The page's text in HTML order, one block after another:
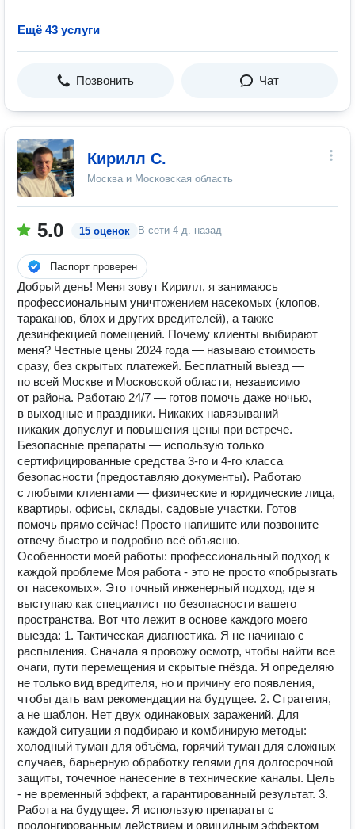
Ещё 43 услуги
Позвонить Чат
Кирилл С.
Москва и Московская область
5.0 15 оценок В сети 4 д. назад
Паспорт проверен
Добрый день! Меня зовут Кирилл, я занимаюсь
профессиональным уничтожением насекомых (клопов,
тараканов, блох и других вредителей), а также
дезинфекцией помещений. Почему клиенты выбирают
меня? Честные цены 2024 года — называю стоимость
сразу, без скрытых платежей. Бесплатный выезд —
по всей Москве и Московской области, независимо
от района. Работаю 24/7 — готов помочь даже ночью,
в выходные и праздники. Никаких навязываний —
никаких допуслуг и повышения цены при встрече.
Безопасные препараты — использую только
сертифицированные средства 3-го и 4-го класса
безопасности (предоставляю документы). Работаю
с любыми клиентами — физические и юридические лица,
квартиры, офисы, склады, садовые участки. Готов
помочь прямо сейчас! Просто напишите или позвоните —
отвечу быстро и подробно всё объясню.
Особенности моей работы: профессиональный подход к
каждой проблеме Моя работа - это не просто «побрызгать
от насекомых». Это точный инженерный подход, где я
выступаю как специалист по безопасности вашего
пространства. Вот что лежит в основе каждого моего
выезда: 1. Тактическая диагностика. Я не начинаю с
распыления. Сначала я провожу осмотр, чтобы найти все
очаги, пути перемещения и скрытые гнёзда. Я определяю
не только вид вредителя, но и причину его появления,
чтобы дать вам рекомендации на будущее. 2. Стратегия,
а не шаблон. Нет двух одинаковых заражений. Для
каждой ситуации я подбираю и комбинирую методы:
холодный туман для объёма, горячий туман для сложных
случаев, барьерную обработку гелями для долгосрочной
защиты, точечное нанесение в технические каналы. Цель
- не временный эффект, а гарантированный результат. 3.
Работа на будущее. Я использую препараты с
пролонгированным действием и овицидным эффектом